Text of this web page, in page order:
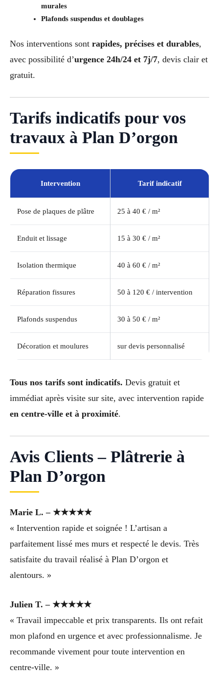
murales
Plafonds suspendus et doublages
Nos interventions sont rapides, précises et durables,
avec possibilité d’urgence 24h/24 et 7j/7, devis clair et
gratuit.
Tarifs indicatifs pour vos
travaux à Plan D’orgon
Intervention Tarif indicatif
Pose de plaques de plâtre 25 à 40 € / m²
Enduit et lissage 15 à 30 € / m²
Isolation thermique 40 à 60 € / m²
Réparation fissures 50 à 120 € / intervention
Plafonds suspendus 30 à 50 € / m²
Décoration et moulures sur devis personnalisé
Tous nos tarifs sont indicatifs. Devis gratuit et
immédiat après visite sur site, avec intervention rapide
en centre-ville et à proximité.
Avis Clients – Plâtrerie à
Plan D’orgon
Marie L. – ★★★★★
« Intervention rapide et soignée ! L’artisan a
parfaitement lissé mes murs et respecté le devis. Très
satisfaite du travail réalisé à Plan D’orgon et
alentours. »
Julien T. – ★★★★★
« Travail impeccable et prix transparents. Ils ont refait
mon plafond en urgence et avec professionnalisme. Je
recommande vivement pour toute intervention en
centre-ville. »